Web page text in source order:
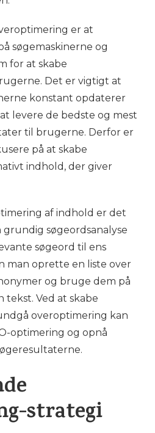
er at
søgemaskinerne og
for at skabe
Det er vigtigt at
konstant opdaterer
levere de bedste og mest
til brugerne. Derfor er
på at skabe
indhold, der giver
af indhold er det
søgeordsanalyse
søgeord til ens
man oprette en liste over
og bruge dem på
tekst. Ved at skabe
overoptimering kan
optimering og opnå
strategi